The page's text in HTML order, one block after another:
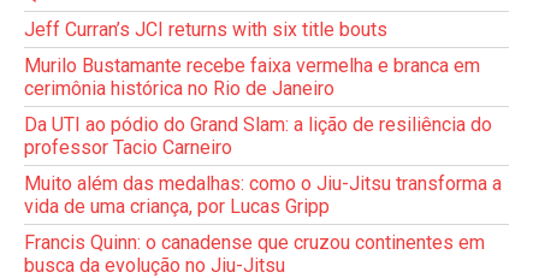
Jeff Curran’s JCI returns with six title bouts
Murilo Bustamante recebe faixa vermelha e branca em
cerimônia histórica no Rio de Janeiro
Da UTI ao pódio do Grand Slam: a lição de resiliência do
professor Tacio Carneiro
Muito além das medalhas: como o Jiu-Jitsu transforma a
vida de uma criança, por Lucas Gripp
Francis Quinn: o canadense que cruzou continentes em
busca da evolução no Jiu-Jitsu